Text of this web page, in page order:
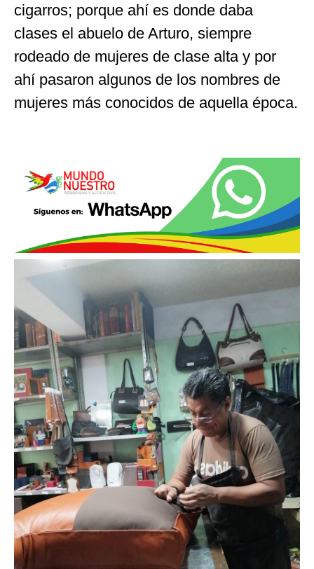
cigarros; porque ahí es donde daba
clases el abuelo de Arturo, siempre
rodeado de mujeres de clase alta y por
ahí pasaron algunos de los nombres de
mujeres más conocidos de aquella época.